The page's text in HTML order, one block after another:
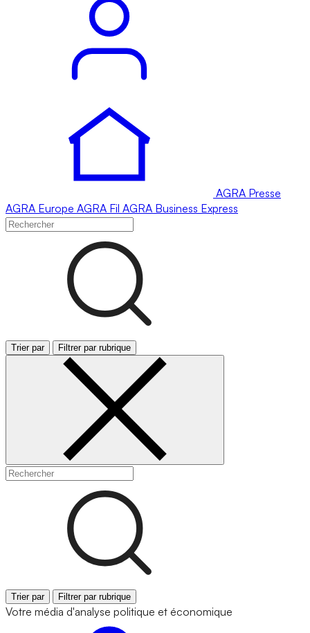
AGRA Presse
AGRA Europe AGRA Fil AGRA Business Express
Trier par Filtrer par rubrique
Trier par Filtrer par rubrique
Votre média d'analyse politique et économique